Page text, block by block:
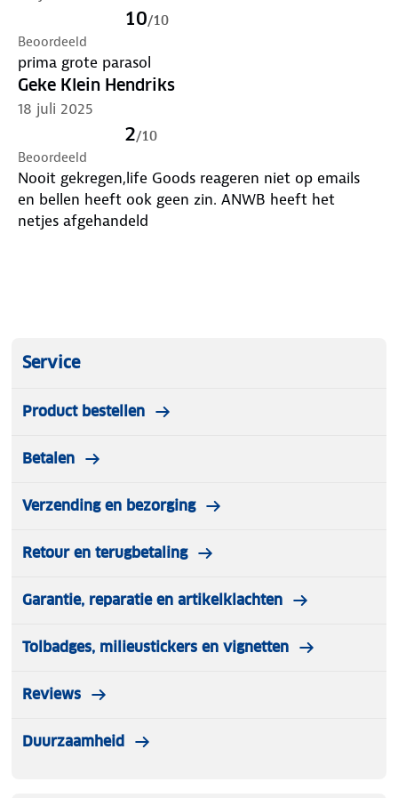
10/10
Beoordeeld
prima grote parasol
Geke Klein Hendriks
18 juli 2025
2/10
Beoordeeld
Nooit gekregen,life Goods reageren niet op emails
en bellen heeft ook geen zin. ANWB heeft het
netjes afgehandeld
Service
Product bestellen
Betalen
Verzending en bezorging
Retour en terugbetaling
Garantie, reparatie en artikelklachten
Tolbadges, milieustickers en vignetten
Reviews
Duurzaamheid